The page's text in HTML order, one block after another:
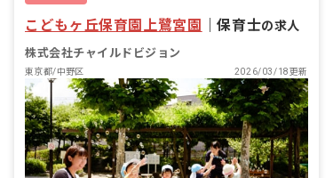
その気持ちを代弁したり、心に寄り添っ
たりと、肯定的な言葉をかけることで将
来の「生きる」力の基礎を培っていま
す。
こどもヶ丘保育園上鷺宮園 ｜保育士の求人
株式会社チャイルドビジョン
東京都/中野区 2026/03/18更新